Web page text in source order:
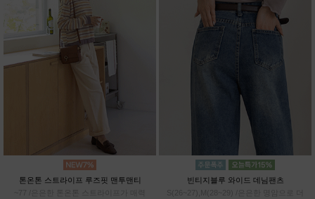
톤온톤 스트라이프 루즈핏 맨투맨티
~77 /은은한 톤온톤 스트라이프가 매력
빈티지블루 와이드 데님팬츠
S(26~27),M(28~29) /은은한 명암으로 더